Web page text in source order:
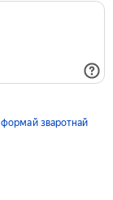
формай зваротнай